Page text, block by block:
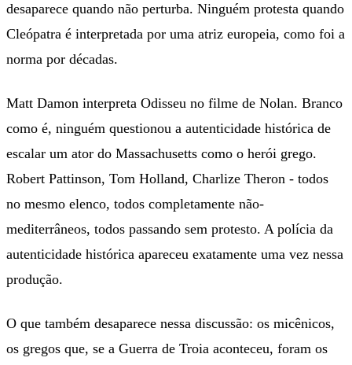
desaparece quando não perturba. Ninguém protesta quando
Cleópatra é interpretada por uma atriz europeia, como foi a
norma por décadas.
Matt Damon interpreta Odisseu no filme de Nolan. Branco
como é, ninguém questionou a autenticidade histórica de
escalar um ator do Massachusetts como o herói grego.
Robert Pattinson, Tom Holland, Charlize Theron - todos
no mesmo elenco, todos completamente não-
mediterrâneos, todos passando sem protesto. A polícia da
autenticidade histórica apareceu exatamente uma vez nessa
produção.
O que também desaparece nessa discussão: os micênicos,
os gregos que, se a Guerra de Troia aconteceu, foram os